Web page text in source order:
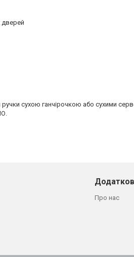
дверей
сухою ганчірочкою або сухими
Про нас